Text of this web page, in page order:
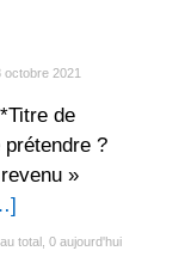
octobre 2021
de
prétendre ?
»
total, 0 aujourd'hui